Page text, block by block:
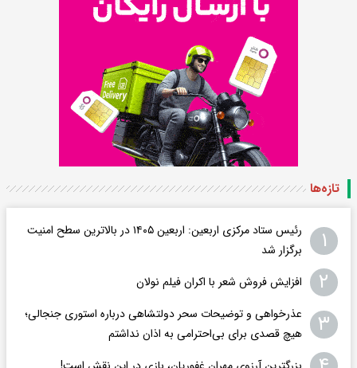
تازه‌ها
۱
رئیس ستاد مرکزی اربعین: اربعین ۱۴۰۵ در بالاترین سطح امنیت
برگزار شد
۲ افزایش فروش شعر با اکران فیلم نولان
۳
عذرخواهی و توضیحات سحر دولتشاهی درباره استوری جنجالی؛
هیچ قصدی برای بی‌احترامی به اذان نداشتم